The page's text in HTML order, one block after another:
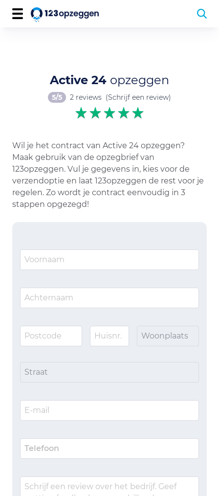
Active 24 opzeggen
5/5 2 reviews (Schrijf een review)
Wil je het contract van Active 24 opzeggen?
Maak gebruik van de opzegbrief van
123opzeggen. Vul je gegevens in, kies voor de
verzendoptie en laat 123opzeggen de rest voor je
regelen. Zo wordt je contract eenvoudig in 3
stappen opgezegd!
Woonplaats
Straat